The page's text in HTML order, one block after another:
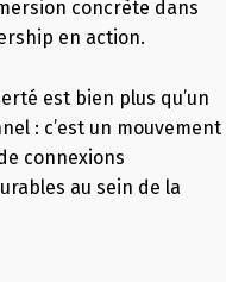
concrète dans
en action.
est bien plus qu’un
: c’est un mouvement
connexions
au sein de la